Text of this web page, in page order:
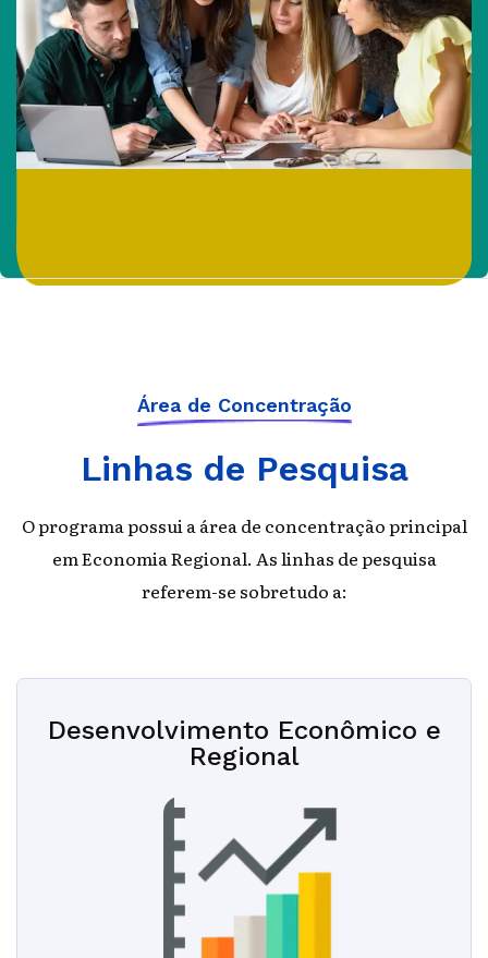
Área de Concentração
Linhas de Pesquisa
O programa possui a área de concentração principal
em Economia Regional. As linhas de pesquisa
referem-se sobretudo a:
Desenvolvimento Econômico e
Regional